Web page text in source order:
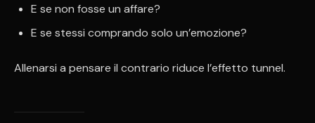
E se non fosse un affare?
E se stessi comprando solo un’emozione?
Allenarsi a pensare il contrario riduce l’effetto tunnel.